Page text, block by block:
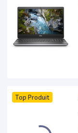
Top Produit